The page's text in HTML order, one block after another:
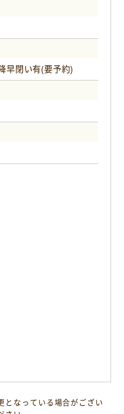
閉い有(要予約)
となっている場合がござい